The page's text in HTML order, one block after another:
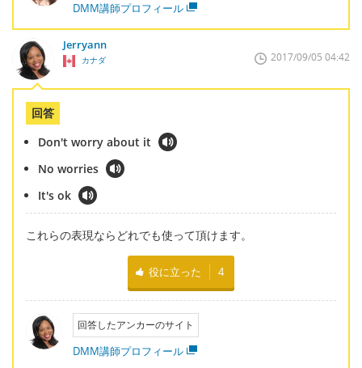
DMM講師プロフィール
Jerryann
カナダ 2017/09/05 04:42
回答
Don't worry about it
No worries
It's ok
これらの表現ならどれでも使って頂けます。
役に立った 4
回答したアンカーのサイト
DMM講師プロフィール